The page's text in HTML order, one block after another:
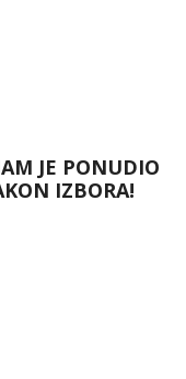
JE PONUDIO
IZBORA!